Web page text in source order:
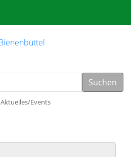
Suchen
Aktuelles/Events